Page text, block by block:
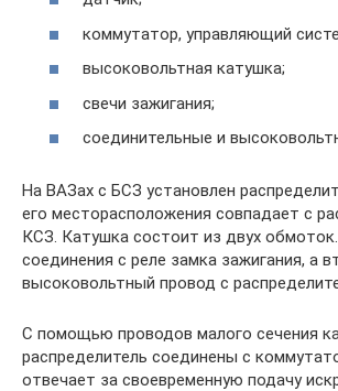
коммутатор, управляющий
высоковольтная катушка;
свечи зажигания;
соединительные и
На ВАЗах с БСЗ установлен
его месторасположения совпадает с
КСЗ. Катушка состоит из двух
соединения с реле замка зажигания, а
высоковольтный провод с
С помощью проводов малого сечения
распределитель соединены с
отвечает за своевременную подачу